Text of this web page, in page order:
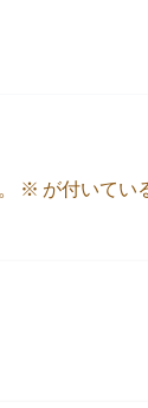
※ が付いてい